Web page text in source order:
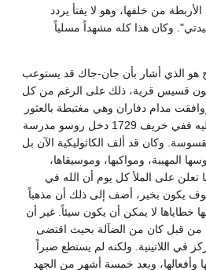
من خلفها، وهو لا يفتأ يردد
وكان هذا كله مشهداً مسلياً
هو الذي أشار بأن جان-جاك قد يستوعب
يكون قسيس قرية، ذلك على الرغم من كل
ووافقت مدام دفاران وهي مغتبطة بالعثور
له على مهنة يرتزق منها. وعليه ففي خريف 1729 دخل روسو مدرسة
وكان قد ألف الكاثوليكية الآن بل
طقوسها المهيبة، ومواكبها، وموسيقاها،
تعلن على الملأ كل يوم أن الله في
يكون بخير، أضف إلى ذلك أن مذهباً
خطاياها لا يمكن أن يكون سيئاً. غير أن
من قبل كان من الضآلة بحيث اقتضى
في اللاتينية. ولكنه لم يستطع صبراً
وأفعالها، وبعد خمسة أشهر من الجهد